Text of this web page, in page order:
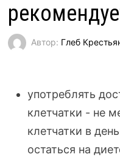
Автор: Глеб
употреблять
клетчатки - не
клетчатки в
остаться на